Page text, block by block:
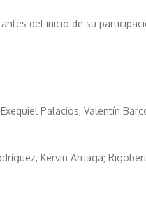
del inicio de su
Palacios, Valentín
Kervin Arriaga;